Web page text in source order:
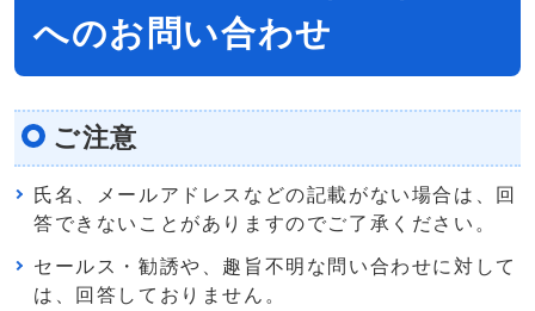
へのお問い合わせ
ご注意
氏名、メールアドレスなどの記載がない場合は、回
答できないことがありますのでご了承ください。
セールス・勧誘や、趣旨不明な問い合わせに対して
は、回答しておりません。